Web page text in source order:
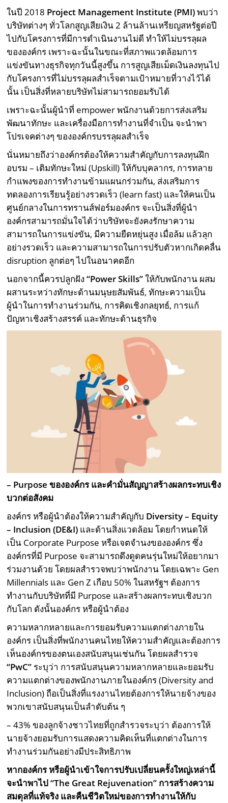
ในปี 2018 Project Management Institute (PMI)พบว่า
บริษัทต่างๆ ทั่วโลกสูญเสียเงิน 2 ล้านล้านเหรียญสหรัฐต่อปี
ไปกับโครงการที่มีการดำเนินงานไม่ดี ทำให้ไม่บรรลุผล
ขององค์กร เพราะฉะนั้นในขณะที่สภาพแวดล้อมการ
แข่งขันทางธุรกิจทุกวันนี้สูงขึ้น การสูญเสียเม็ดเงินลงทุนไป
กับโครงการที่ไม่บรรลุผลสำเร็จตามเป้าหมายที่วางไว้ได้
นั้น เป็นสิ่งที่หลายบริษัทไม่สามารถยอมรับได้
เพราะฉะนั้นผู้นำที่ empower พนักงานด้วยการส่งเสริม
พัฒนาทักษะ และเครื่องมือการทำงานที่จำเป็น จะนำพา
โปรเจคต่างๆ ขององค์กรบรรลุผลสำเร็จ
นั่นหมายถึงว่าองค์กรต้องให้ความสำคัญกับการลงทุนฝึก
อบรม – เติมทักษะใหม่ (Upskill) ให้กับบุคลากร, การทลาย
กำแพงของการทำงานข้ามแผนกร่วมกัน, ส่งเสริมการ
ทดลองการเรียนรู้อย่างรวดเร็ว (learn fast) และให้คนเป็น
ศูนย์กลางในการทรานส์ฟอร์มองค์กร จะเป็นสิ่งที่ผู้นำ
องค์กรสามารถมั่นใจได้ว่าบริษัทจะยังคงรักษาความ
สามารถในการแข่งขัน, มีความยืดหยุ่นสูง เมื่อล้ม แล้วลุก
อย่างรวดเร็ว และความสามารถในการปรับตัวหากเกิดคลื่น
disruption ลูกต่อๆ ไปในอนาคตอีก
นอกจากนี้ควรปลูกฝัง“Power Skills”ให้กับพนักงาน ผสม
ผสานระหว่างทักษะด้านมนุษยสัมพันธ์, ทักษะความเป็น
ผู้นำในการทำงานร่วมกัน,​ การคิดเชิงกลยุทธ์, การแก้
ปัญหาเชิงสร้างสรรค์ และทักษะด้านธุรกิจ
– Purposeขององค์กร และคำมั่นสัญญาสร้างผลกระทบเชิง
บวกต่อสังคม
องค์กร หรือผู้นำต้องให้ความสำคัญกับ Diversity – Equity
– Inclusion (DE&I) และด้านสิ่งแวดล้อม โดยกำหนดให้
เป็น Corporate Purpose หรือเจตจำนงขององค์กร ซึ่ง
องค์กรที่มี Purpose จะสามารถดึงดูดคนรุ่นใหม่ให้อยากมา
ร่วมงานด้วย โดยผลสำรวจพบว่าพนักงาน โดยเฉพาะ Gen
Millennials และ Gen Z เกือบ 50% ในสหรัฐฯ ต้องการ
ทำงานกับบริษัทที่มี Purpose และสร้างผลกระทบเชิงบวก
กับโลก ดังนั้นองค์กร หรือผู้นำต้อง
ความหลากหลายและการยอมรับความแตกต่างภายใน
องค์กร เป็นสิ่งที่พนักงานคนไทยให้ความสำคัญและต้องการ
เห็นองค์กรของตนเองสนับสนุนเช่นกัน โดยผลสำรวจ
“PwC” ระบุว่า การสนับสนุนความหลากหลายและยอมรับ
ความแตกต่างของพนักงานภายในองค์กร (Diversity and
Inclusion) ถือเป็นสิ่งที่แรงงานไทยต้องการให้นายจ้างของ
พวกเขาสนับสนุนเป็นลำดับต้น ๆ
– 43% ของลูกจ้างชาวไทยที่ถูกสำรวจระบุว่า ต้องการให้
นายจ้างยอมรับการแสดงความคิดเห็นที่แตกต่างในการ
ทำงานร่วมกันอย่างมีประสิทธิภาพ
หากองค์กร หรือผู้นำเข้าใจการปรับเปลี่ยนครั้งใหญ่เหล่านี้
จะนำพาไป “The Great Rejuvenation” การสร้างความ
สมดุลที่แท้จริง และคืนชีวิตใหม่ของการทำงานให้กับ